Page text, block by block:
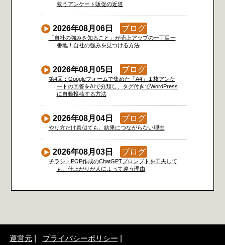
救うアンケート販促の近道
2026年08月06日 ブログ
「自社の強みを知ること」が売上アップの一丁目一
番地！自社の強みを見つける方法
2026年08月05日 ブログ
第4回：Googleフォームで集めた「A4」１枚アンケ
ートの回答をAIで分類し、タグ付きでWordPress
に自動投稿する方法
2026年08月04日 ブログ
やり方だけ真似ても、結果につながらない理由
2026年08月03日 ブログ
チラシ・POP作成のChatGPTプロンプトを工夫して
も、仕上がりが人によって違う理由
運営元 プライバシーポリシー